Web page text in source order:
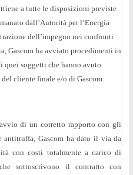
a tutte le disposizioni previste
dall’Autorità per l’Energia
dell’impegno nei confronti
Gascom ha avviato procedimenti in
soggetti che hanno avuto
cliente finale e/o di Gascom.
di un corretto rapporto con gli
Gascom ha dato il via da
con costi totalmente a carico di
sottoscrivono il contratto con